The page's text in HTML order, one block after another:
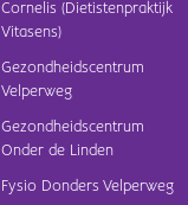
Cornelis (Dietistenpraktijk
Vitasens)
Gezondheidscentrum
Velperweg
Gezondheidscentrum
Onder de Linden
Fysio Donders Velperweg